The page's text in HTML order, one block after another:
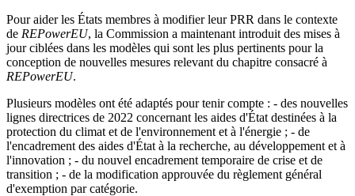
Pour aider les États membres à modifier leur PRR dans le contexte
de REPowerEU, la Commission a maintenant introduit des mises à
jour ciblées dans les modèles qui sont les plus pertinents pour la
conception de nouvelles mesures relevant du chapitre consacré à
REPowerEU.
Plusieurs modèles ont été adaptés pour tenir compte : - des nouvelles
lignes directrices de 2022 concernant les aides d'État destinées à la
protection du climat et de l'environnement et à l'énergie ; - de
l'encadrement des aides d'État à la recherche, au développement et à
l'innovation ; - du nouvel encadrement temporaire de crise et de
transition ; - de la modification approuvée du règlement général
d'exemption par catégorie.